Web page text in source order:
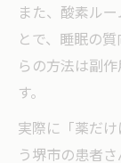
また、酸素ル
とで、睡眠の
らの方法は副
す。
実際に「薬だ
う堺市の患者